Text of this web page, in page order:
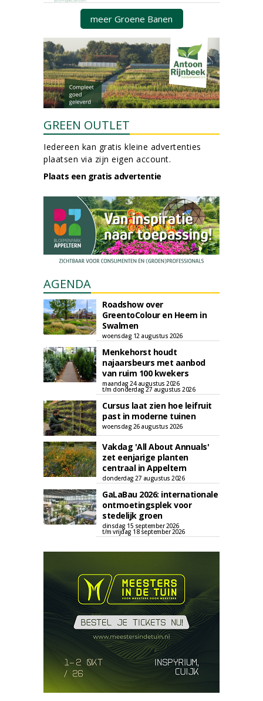
meer Groene Banen
GREEN OUTLET
Iedereen kan gratis kleine advertenties
plaatsen via zijn eigen account.
Plaats een gratis advertentie
AGENDA
Roadshow over
GreentoColour en Heem in
Swalmen
woensdag 12 augustus 2026
Menkehorst houdt
najaarsbeurs met aanbod
van ruim 100 kwekers
maandag 24 augustus 2026
t/m donderdag 27 augustus 2026
Cursus laat zien hoe leifruit
past in moderne tuinen
woensdag 26 augustus 2026
Vakdag 'All About Annuals'
zet eenjarige planten
centraal in Appeltern
donderdag 27 augustus 2026
GaLaBau 2026: internationale
ontmoetingsplek voor
stedelijk groen
dinsdag 15 september 2026
t/m vrijdag 18 september 2026